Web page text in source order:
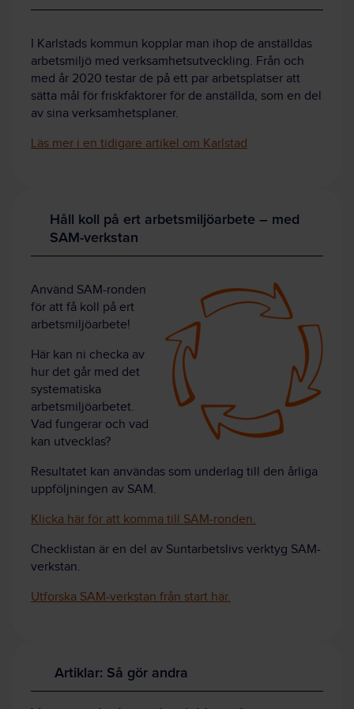
I Karlstads kommun kopplar man ihop de anställdas
arbetsmiljö med verksamhetsutveckling. Från och
med år 2020 testar de på ett par arbetsplatser att
sätta mål för friskfaktorer för de anställda, som en del
av sina verksamhetsplaner.
Läs mer i en tidigare artikel om Karlstad
Håll koll på ert arbetsmiljöarbete – med
SAM-verkstan
Använd SAM-ronden
för att få koll på ert
arbetsmiljöarbete!
Här kan ni checka av
hur det går med det
systematiska
arbetsmiljöarbetet.
Vad fungerar och vad
kan utvecklas?
Resultatet kan användas som underlag till den årliga
uppföljningen av SAM.
Klicka här för att komma till SAM-ronden.
Checklistan är en del av Suntarbetslivs verktyg SAM-
verkstan.
Utforska SAM-verkstan från start här.
Artiklar: Så gör andra